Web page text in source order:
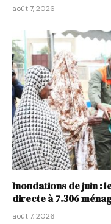
août 7, 2026
Inondations de juin :
directe à 7.306
août 7, 2026